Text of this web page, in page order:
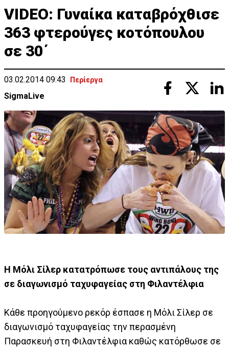
VIDEO: Γυναίκα καταβρόχθισε
363 φτερούγες κοτόπουλου
σε 30΄
03.02.2014 09:43 Περίεργα
SigmaLive
Η Μόλι Σίλερ κατατρόπωσε τους αντιπάλους της
σε διαγωνισμό ταχυφαγείας στη Φιλαντέλφια
Κάθε προηγούμενο ρεκόρ έσπασε η Μόλι Σίλερ σε
διαγωνισμό ταχυφαγείας την περασμένη
Παρασκευή στη Φιλαντέλφια καθώς κατόρθωσε σε